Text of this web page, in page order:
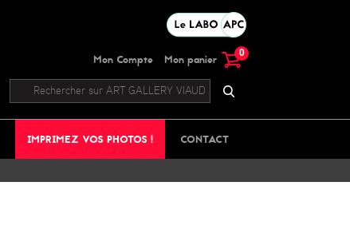
Mon Compte Mon panier 0
IMPRIMEZ VOS PHOTOS ! CONTACT